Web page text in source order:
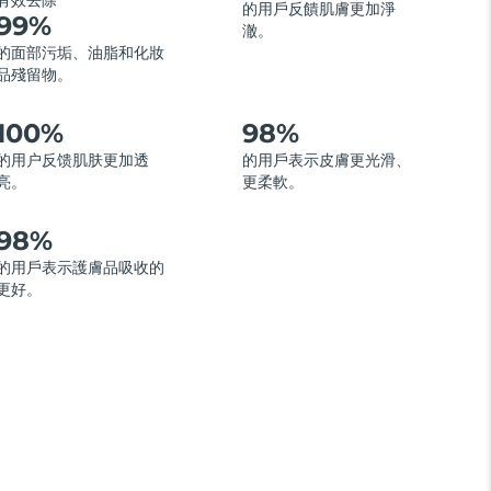
面部污垢、油脂和化妝
殘留物。
的用戶反饋肌膚更加淨
澈。
用户反馈肌肤更加透
。
98%
的用戶表示皮膚更光滑、
更柔軟。
用戶表示護膚品吸收的
好。